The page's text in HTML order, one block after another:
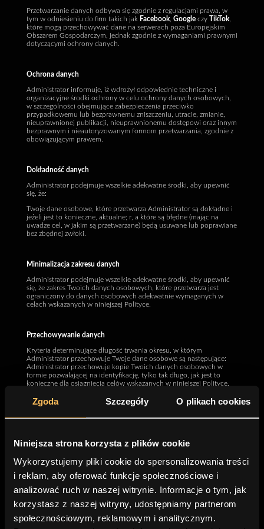
Zgoda Szczegóły O plikach cookies
Niniejsza strona korzysta z plików cookie
Wykorzystujemy pliki cookie do spersonalizowania treści
i reklam, aby oferować funkcje społecznościowe i
analizować ruch w naszej witrynie. Informacje o tym, jak
korzystasz z naszej witryny, udostępniamy partnerom
społecznościowym, reklamowym i analitycznym.
Przetwarzanie danych odbywa się zgodnie z regulacjami prawa, w
tym w odniesieniu do firm takich jak Facebook, Googleczy TikTok,
które mogą przechowywać dane na serwerach poza Europejskim
Obszarem Gospodarczym, jednak zgodnie z wymaganiami prawnymi
dotyczącymi ochrony danych.
Ochrona danych
Administrator informuje, iż wdrożył odpowiednie techniczne i
organizacyjne środki ochrony w celu ochrony danych osobowych,
w szczególności obejmujące zabezpieczenia przeciwko
przypadkowemu lub bezprawnemu zniszczeniu, utracie, zmianie,
nieuprawnionej publikacji, nieuprawnionemu dostępowi oraz innym
bezprawnym i nieautoryzowanym formom przetwarzania, zgodnie z
obowiązującym prawem.
Dokładność danych
Administrator podejmuje wszelkie adekwatne środki, aby upewnić
się, że:
Twoje dane osobowe, które przetwarza Administrator są dokładne i
jeżeli jest to konieczne, aktualne; r, a które są błędne (mając na
uwadze cel, w jakim są przetwarzane) będą usuwane lub poprawiane
bez zbędnej zwłoki.
Minimalizacja zakresu danych
Administrator podejmuje wszelkie adekwatne środki, aby upewnić
się, że zakres Twoich danych osobowych, które przetwarza jest
ograniczony do danych osobowych adekwatnie wymaganych w
celach wskazanych w niniejszej Polityce.
Przechowywanie danych
Kryteria determinujące długość trwania okresu, w którym
Administrator przechowuje Twoje dane osobowe są następujące:
Administrator przechowuje kopie Twoich danych osobowych w
formie pozwalającej na identyfikację, tylko tak długo, jak jest to
konieczne dla osiągniecia celów wskazanych w niniejszej Polityce,
dłuższego okresu przechowywania danych osobowych.
Administrator może, w szczególności, przechowywać Twoje dane
osobowe do czasu upływu okresu przedawnienia roszczeń.
Prawa osób, których dane osobowe dotyczą
Zgodnie z przepisami RODO, względem Twoich danych osobowych,
następujące uprawnienia:
Prawo dostępu do danych: możliwość uzyskania informacji o
przetwarzanych danych osobowych;
Prawo do sprostowania danych
: żądanie poprawienia
nieprawidłowych lub niekompletnych danych;